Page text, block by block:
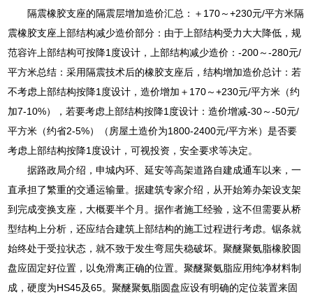
隔震橡胶支座的隔震层增加造价汇总：＋170～+230元/平方米隔
震橡胶支座上部结构减少造价部分：由于上部结构受力大大降低，规
范容许上部结构可按降1度设计，上部结构减少造价：-200～-280元/
平方米总结：采用隔震技术后的橡胶支座后，结构增加造价总计：若
不考虑上部结构按降1度设计，造价增加＋170～+230元/平方米（约
加7-10%），若要考虑上部结构按降1度设计：造价增减-30～-50元/
平方米（约省2-5%）（房屋土造价为1800-2400元/平方米）是否要
考虑上部结构按降1度设计，可视投资，安全要求等决定。
据路政局介绍，申城内环、延安等高架道路自建成通车以来，一
直承担了繁重的交通运输量。据建筑专家介绍，从开始筹办架设支架
到完成变换支座，大概要半个月。据作者施工经验，这不但需要从桥
型结构上分析，还应结合建筑上部结构的施工过程进行考虑。锯条就
始终处于受拉状态，就不致于发生弯屈失稳破坏。聚醚聚氨脂橡胶圆
盘应固定好位置，以免滑离正确的位置。聚醚聚氨脂应用纯净材料制
成，硬度为HS45及65。聚醚聚氨脂圆盘应设有明确的定位装置来固